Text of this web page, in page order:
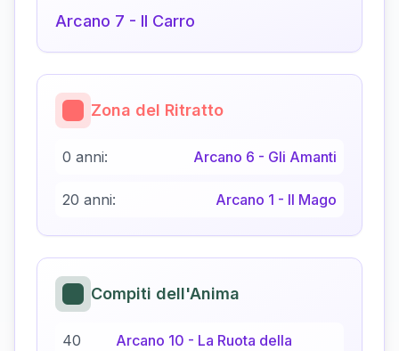
Arcano 7 - Il Carro
Zona del Ritratto
0 anni: Arcano 6 - Gli Amanti
20 anni: Arcano 1 - Il Mago
Compiti dell'Anima
40
Arcano 10 - La Ruota della